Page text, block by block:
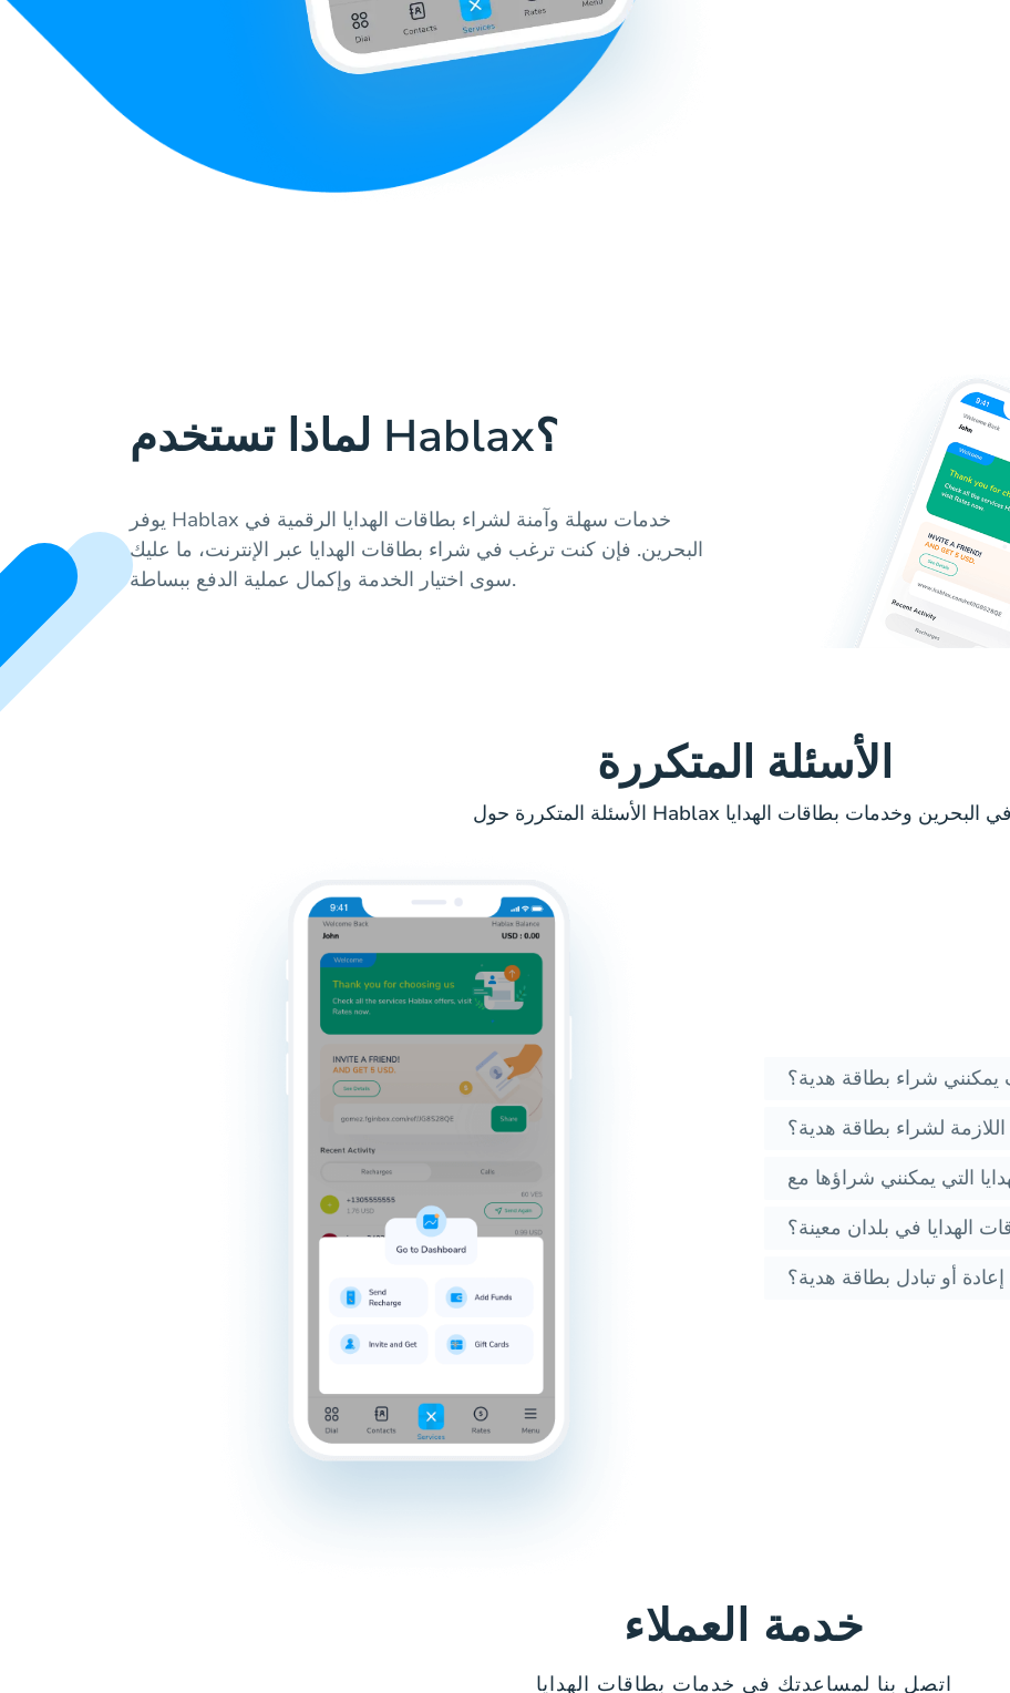
لماذا تستخدم Hablax؟
يوفر Hablax خدمات سهلة وآمنة لشراء بطاقات الهدايا الرقمية في
البحرين. فإن كنت ترغب في شراء بطاقات الهدايا عبر الإنترنت، ما عليك
سوى اختيار الخدمة وإكمال عملية الدفع ببساطة.
الأسئلة المتكررة
شراء بطاقة هدية؟
اللازمة لشراء بطاقة هدية؟
الهدايا في بلدان معينة؟
أو تبادل بطاقة هدية؟
خدمة العملاء
اتصل بنا لمساعدتك في خدمات بطاقات الهدايا